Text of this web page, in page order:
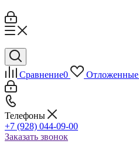
Сравнение0 Отложенные
Телефоны
+7 (928) 044-09-00
Заказать звонок